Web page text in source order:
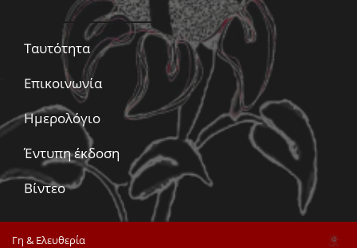
Ταυτότητα
Επικοινωνία
Ημερολόγιο
Έντυπη έκδοση
Βίντεο
Γη & Ελευθερία